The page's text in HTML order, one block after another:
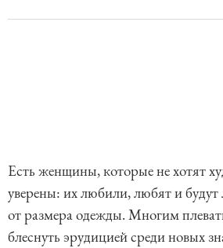
Есть женщины, которые не хотят
уверены: их любили, любят и
от размера одежды. Многим
блеснуть эрудицией среди новых